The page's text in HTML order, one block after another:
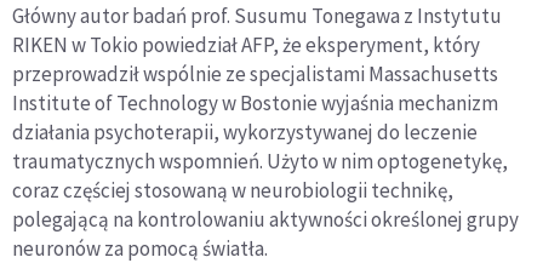
Główny autor badań prof. Susumu Tonegawa z Instytutu
RIKEN w Tokio powiedział AFP, że eksperyment, który
przeprowadził wspólnie ze specjalistami Massachusetts
Institute of Technology w Bostonie wyjaśnia mechanizm
działania psychoterapii, wykorzystywanej do leczenie
traumatycznych wspomnień. Użyto w nim optogenetykę,
coraz częściej stosowaną w neurobiologii technikę,
polegającą na kontrolowaniu aktywności określonej grupy
neuronów za pomocą światła.